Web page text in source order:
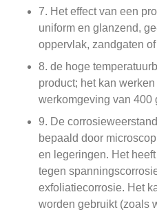
7. Het effect van een
uniform en glanzend,
oppervlak, zandgaten
8. de hoge
product; het kan
werkomgeving van 400
9. De
bepaald door
en legeringen. Het
tegen
exfoliatiecorrosie. Het
worden gebruikt (zoals